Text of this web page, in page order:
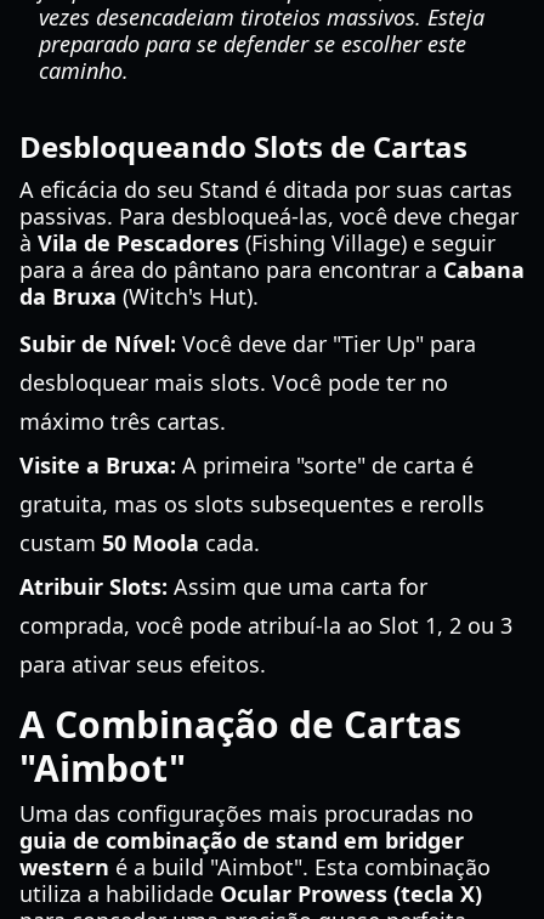
vezes desencadeiam tiroteios massivos. Esteja
preparado para se defender se escolher este
caminho.
Desbloqueando Slots de Cartas
A eficácia do seu Stand é ditada por suas cartas
passivas. Para desbloqueá-las, você deve chegar
à Vila de Pescadores (Fishing Village) e seguir
para a área do pântano para encontrar a Cabana
da Bruxa (Witch's Hut).
Subir de Nível: Você deve dar "Tier Up" para
desbloquear mais slots. Você pode ter no
máximo três cartas.
Visite a Bruxa: A primeira "sorte" de carta é
gratuita, mas os slots subsequentes e rerolls
custam 50 Moola cada.
Atribuir Slots: Assim que uma carta for
comprada, você pode atribuí-la ao Slot 1, 2 ou 3
para ativar seus efeitos.
A Combinação de Cartas
"Aimbot"
Uma das configurações mais procuradas no
guia de combinação de stand em bridger
western é a build "Aimbot". Esta combinação
utiliza a habilidade Ocular Prowess (tecla X)